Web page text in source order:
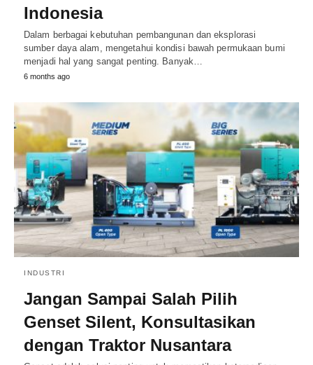
Indonesia
Dalam berbagai kebutuhan pembangunan dan eksplorasi
sumber daya alam, mengetahui kondisi bawah permukaan bumi
menjadi hal yang sangat penting. Banyak…
6 months ago
INDUSTRI
Jangan Sampai Salah Pilih
Genset Silent, Konsultasikan
dengan Traktor Nusantara